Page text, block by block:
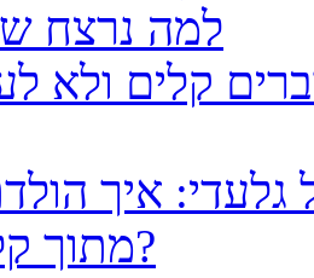
למה נרצח
קלים ולא
גלעדי: איך
מתוך קלות הנפש?